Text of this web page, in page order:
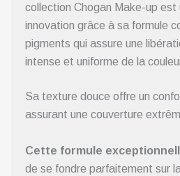
collection Chogan Make-up est
innovation grâce à sa formule
pigments qui assure une
intense et uniforme de la
Sa texture douce offre un
assurant une couverture
Cette formule
de se fondre parfaitement sur